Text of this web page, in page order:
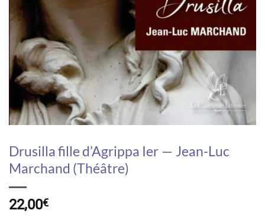
Drusilla fille d’Agrippa Ier — Jean-Luc
Marchand (Théâtre)
22,00€